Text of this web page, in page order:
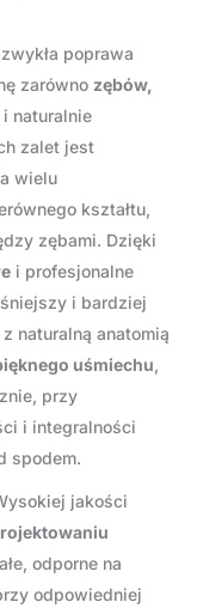
poprawa
zarówno zębów,
naturalnie
zalet jest
wielu
kształtu,
zębami. Dzięki
i profesjonalne
i bardziej
naturalną anatomią
uśmiechu,
przy
i integralności
spodem.
jakości
odporne na
odpowiedniej